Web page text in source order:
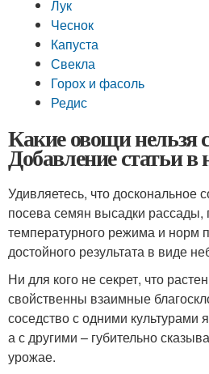
Лук
Чеснок
Капуста
Свекла
Горох и фасоль
Редис
Какие овощи нельзя
Добавление статьи
Удивляетесь, что доскональное
посева семян высадки рассады,
температурного режима и норм
достойного результата в виде
Ни для кого не секрет, что
свойственны взаимные
соседство с одними культурами
а с другими – губительно
урожае.